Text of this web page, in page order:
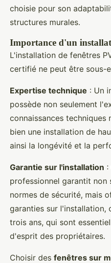
choisie pour son
structures murales.
Importance d'un
L'installation de fenêtres
certifié ne peut être sous-
Expertise technique : Un
possède non seulement
connaissances techniques
bien une installation de
ainsi la longévité et la
Garantie sur l'installation :
professionnel garantit non
normes de sécurité, mais
garanties sur l'installation,
trois ans, qui sont
d'esprit des propriétaires.
Choisir des fenêtres sur